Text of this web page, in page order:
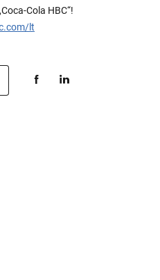
Cola HBC“!
lt